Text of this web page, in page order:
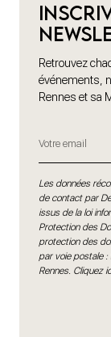
Retrouvez
événements,
Rennes et sa
Les données
de contact par
issus de la loi
Protection des
protection des
par voie postale :
Rennes. Cliquez